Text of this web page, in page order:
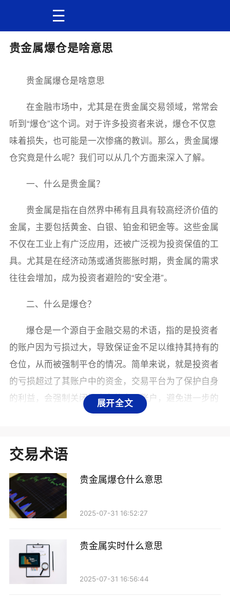
贵金属爆仓是啥意思
展开全文
贵金属爆仓是啥意思
在金融市场中，尤其是在贵金属交易领域，常常会
听到“爆仓”这个词。对于许多投资者来说，爆仓不仅意
味着损失，也可能是一次惨痛的教训。那么，贵金属爆
仓究竟是什么呢？我们可以从几个方面来深入了解。
一、什么是贵金属？
贵金属是指在自然界中稀有且具有较高经济价值的
金属，主要包括黄金、白银、铂金和钯金等。这些金属
不仅在工业上有广泛应用，还被广泛视为投资保值的工
具。尤其是在经济动荡或通货膨胀时期，贵金属的需求
往往会增加，成为投资者避险的“安全港”。
二、什么是爆仓？
爆仓是一个源自于金融交易的术语，指的是投资者
的账户因为亏损过大，导致保证金不足以维持其持有的
仓位，从而被强制平仓的情况。简单来说，就是投资者
的亏损超过了其账户中的资金，交易平台为了保护自身
的利益，会强制关闭投资者的交易账户，避免进一步的
多种因素的影响，包括国际政治局势、经济数据、央行
政策等。如果投资者未能及时调整仓位，可能会在短时
间内遭受重大损失。
2. 杠杆交易：许多投资者在贵金属交易中使用杠
杆，即借入资金扩大交易规模。尽管杠杆可以放大收
益，但同样也会放大风险。如果市场走势不如预期，亏
交易术语
贵金属爆仓什么意思
2025-07-31 16:52:27
贵金属实时什么意思
2025-07-31 16:56:44